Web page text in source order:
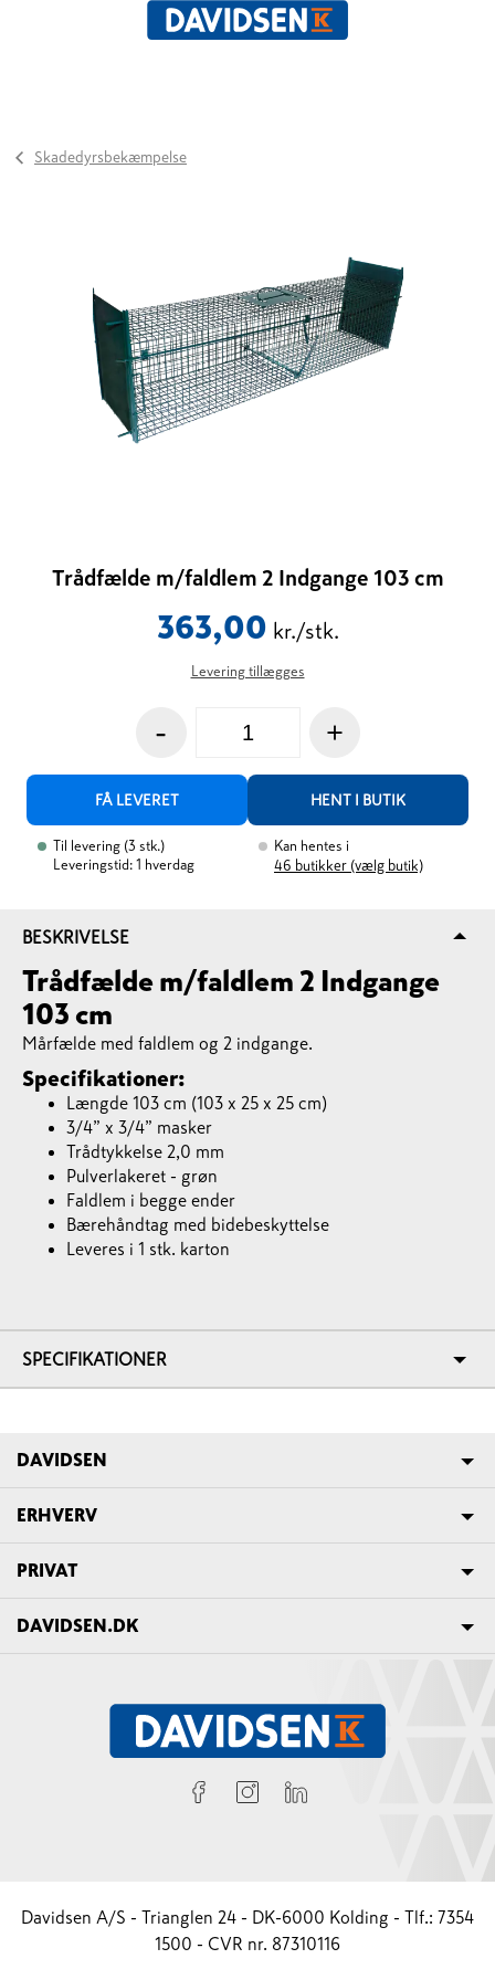
Skadedyrsbekæmpelse
Trådfælde m/faldlem 2 Indgange 103 cm
363,00 kr./stk.
Levering tillægges
- +
FÅ LEVERET HENT I BUTIK
Til levering (3 stk.)
Leveringstid: 1 hverdag
Kan hentes i
46 butikker (vælg butik)
BESKRIVELSE
Trådfælde m/faldlem 2 Indgange
103 cm
Mårfælde med faldlem og 2 indgange.
Specifikationer:
Længde 103 cm (103 x 25 x 25 cm)
3/4” x 3/4” masker
Trådtykkelse 2,0 mm
Pulverlakeret - grøn
Faldlem i begge ender
Bærehåndtag med bidebeskyttelse
Leveres i 1 stk. karton
SPECIFIKATIONER
DAVIDSEN
ERHVERV
PRIVAT
DAVIDSEN.DK
Davidsen A/S - Trianglen 24 - DK-6000 Kolding - Tlf.: 7354
1500 - CVR nr. 87310116